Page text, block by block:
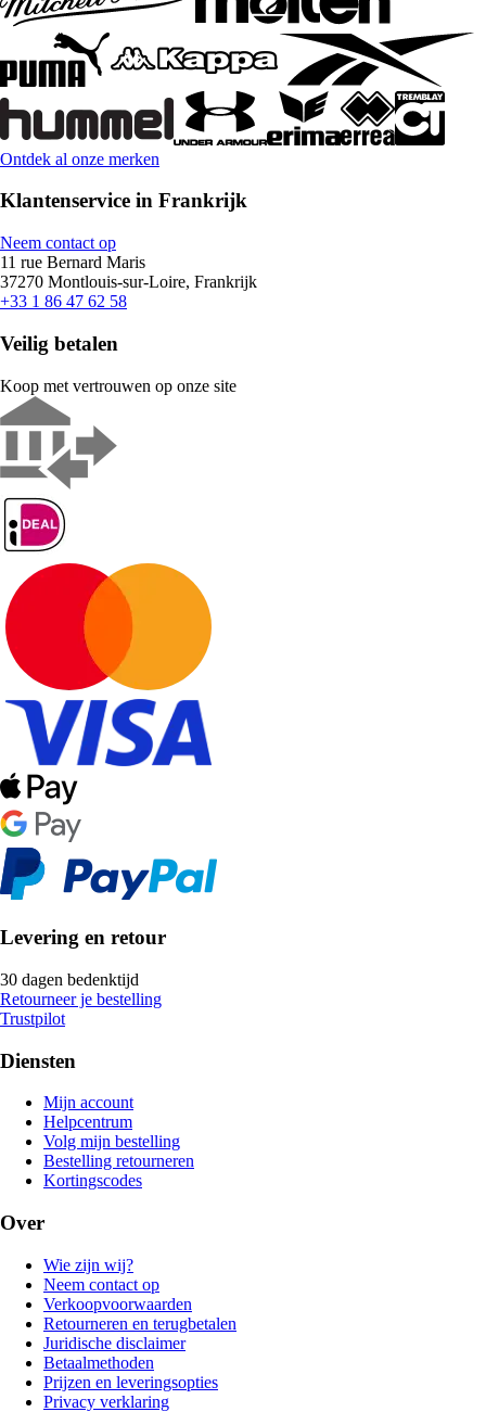
Ontdek al onze merken
Klantenservice in Frankrijk
Neem contact op
11 rue Bernard Maris
37270 Montlouis-sur-Loire, Frankrijk
+33 1 86 47 62 58
Veilig betalen
Koop met vertrouwen op onze site
Levering en retour
30 dagen bedenktijd
Retourneer je bestelling
Trustpilot
Diensten
Mijn account
Helpcentrum
Volg mijn bestelling
Bestelling retourneren
Kortingscodes
Over
Wie zijn wij?
Neem contact op
Verkoopvoorwaarden
Retourneren en terugbetalen
Juridische disclaimer
Betaalmethoden
Prijzen en leveringsopties
Privacy verklaring